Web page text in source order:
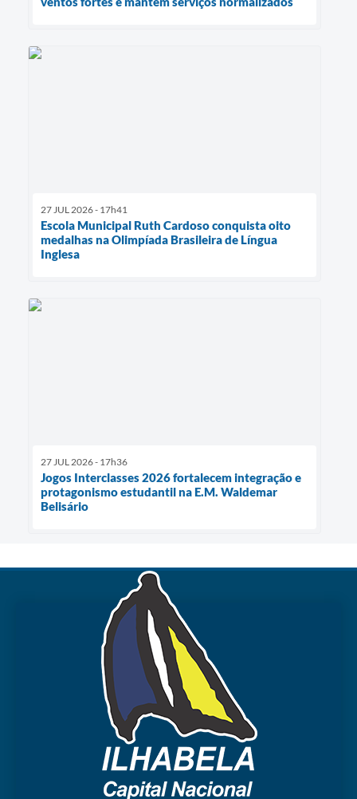
27 JUL 2026 - 17h41
Escola Municipal Ruth Cardoso conquista oito
medalhas na Olimpíada Brasileira de Língua
Inglesa
27 JUL 2026 - 17h36
Jogos Interclasses 2026 fortalecem integração e
protagonismo estudantil na E.M. Waldemar
Belisário